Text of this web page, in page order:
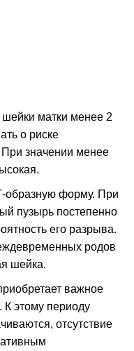
матки менее 2
о риске
значении менее
образную форму. При
пузырь постепенно
его разрыва.
родов
шейка.
важное
К этому периоду
отсутствие